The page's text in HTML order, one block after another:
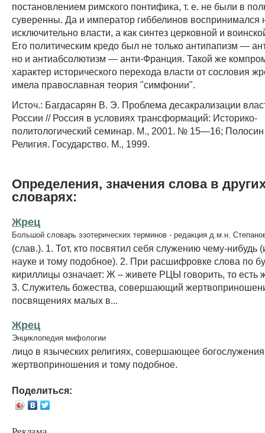
постановлением римского понтифика, т. е. не были в
суверенны. Да и император гиббелинов воспринимался
исключительно власти, а как синтез церковной и
Его политическим кредо был не только антипапизм —
но и антиабсолютизм — анти-Франция. Такой же
характер исторического перехода власти от сословия
имела православная теория "симфонии".
Источ.: Багдасарян В. Э. Проблема десакрализации
России // Россия в условиях трансформаций: Историко-
политологический семинар. М., 2001. № 15—16;
Религия. Государство. М., 1999.
Определения, значения слова в
словарях:
Жрец
Большой словарь эзотерических терминов - редакция д.м.н.
(слав.). 1. Тот, кто посвятил себя служению чему-нибудь
науке и тому подобное). 2. При расшифровке слова по
кириллицы означает: Ж – живете РЦЫ говорить, то есть
3. Служитель божества, совершающий
посвящениях малых в...
Жрец
Энциклопедия мифологии
лицо в языческих религиях, совершающее
жертвоприношения и тому подобное.
Поделиться: